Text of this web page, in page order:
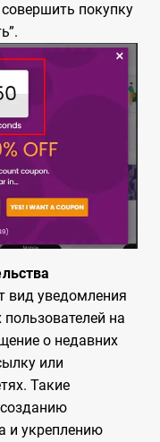
покупку
вид уведомления
на
о недавних
или
Такие
и укреплению